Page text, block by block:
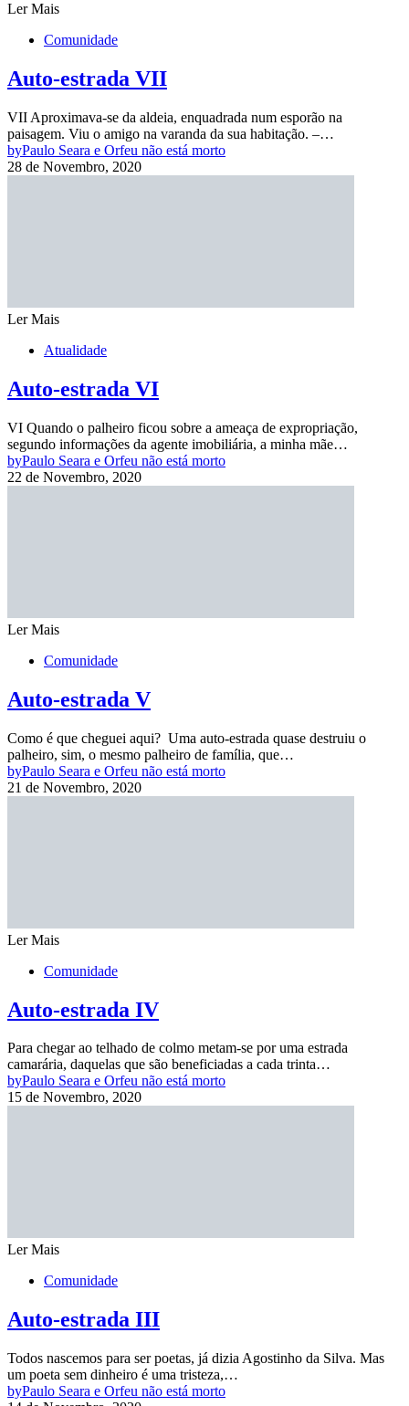
Ler Mais
Comunidade
Auto-estrada VII
VII Aproximava-se da aldeia, enquadrada num esporão na
paisagem. Viu o amigo na varanda da sua habitação. –…
byPaulo Seara e Orfeu não está morto
28 de Novembro, 2020
Ler Mais
Atualidade
Auto-estrada VI
VI Quando o palheiro ficou sobre a ameaça de expropriação,
segundo informações da agente imobiliária, a minha mãe…
byPaulo Seara e Orfeu não está morto
22 de Novembro, 2020
Ler Mais
Comunidade
Auto-estrada V
Como é que cheguei aqui? Uma auto-estrada quase destruiu o
palheiro, sim, o mesmo palheiro de família, que…
byPaulo Seara e Orfeu não está morto
21 de Novembro, 2020
Ler Mais
Comunidade
Auto-estrada IV
Para chegar ao telhado de colmo metam-se por uma estrada
camarária, daquelas que são beneficiadas a cada trinta…
byPaulo Seara e Orfeu não está morto
15 de Novembro, 2020
Ler Mais
Comunidade
Auto-estrada III
Todos nascemos para ser poetas, já dizia Agostinho da Silva. Mas
um poeta sem dinheiro é uma tristeza,…
byPaulo Seara e Orfeu não está morto